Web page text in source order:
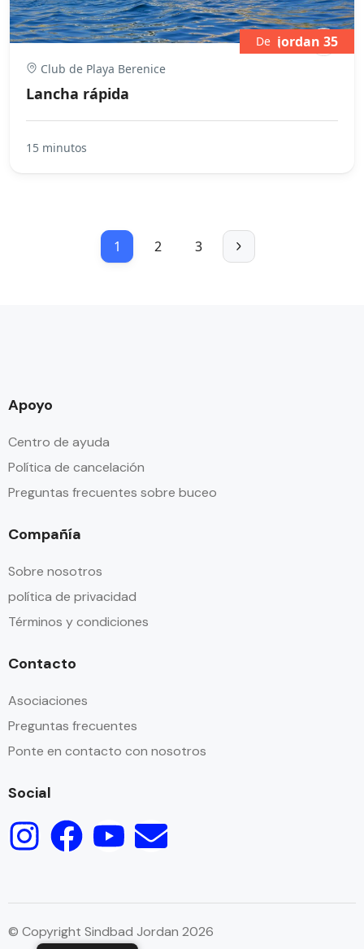
Club de Playa Berenice
Lancha rápida
De jordan 35
15 minutos
1 2 3
Apoyo
Centro de ayuda
Política de cancelación
Preguntas frecuentes sobre buceo
Compañía
Sobre nosotros
política de privacidad
Términos y condiciones
Contacto
Asociaciones
Preguntas frecuentes
Ponte en contacto con nosotros
Social
© Copyright Sindbad Jordan 2026